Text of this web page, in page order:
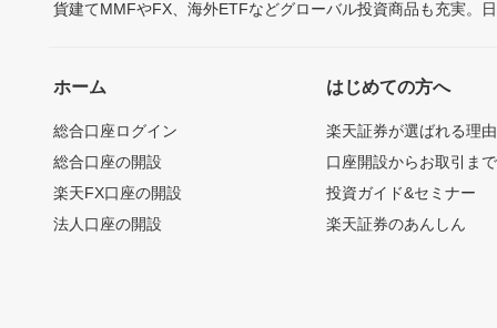
貨建てMMFやFX、海外ETFなどグローバル投資商品も充実。
ホーム
総合口座ログイン
総合口座の開設
楽天FX口座の開設
法人口座の開設
はじめての方へ
楽天証券が選ばれる理由
口座開設からお取引ま
投資ガイド&セミナー
楽天証券のあんしん